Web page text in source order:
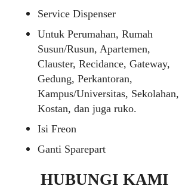
Service Dispenser
Untuk Perumahan, Rumah
Susun/Rusun, Apartemen,
Clauster, Recidance, Gateway,
Gedung, Perkantoran,
Kampus/Universitas, Sekolahan,
Kostan, dan juga ruko.
Isi Freon
Ganti Sparepart
HUBUNGI KAMI